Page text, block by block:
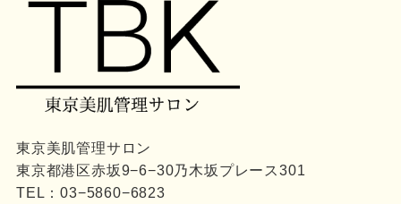
東京美肌管理サロン
東京都港区赤坂9−6−30乃木坂プレース301
TEL：03−5860−6823